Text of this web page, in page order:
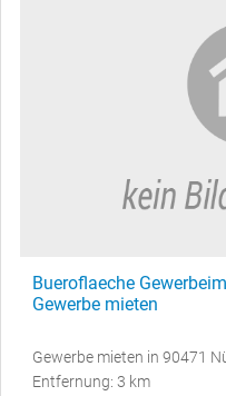
Bueroflaeche
Gewerbe mieten
Gewerbe mieten in 90471
Entfernung: 3 km